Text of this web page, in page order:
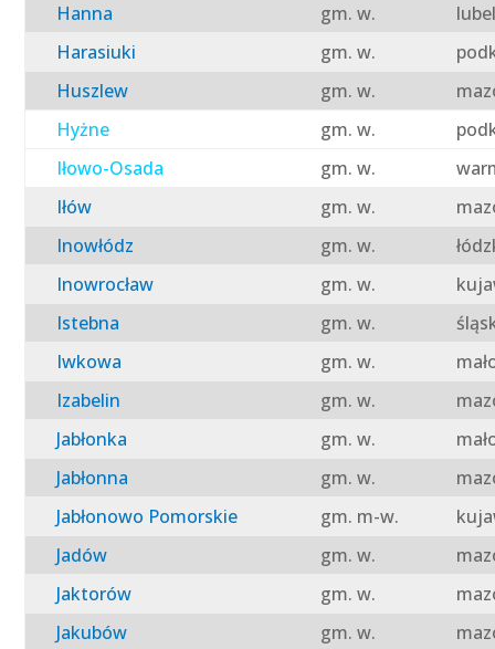
Hanna
gm. w.
Harasiuki
gm. w.
Huszlew
gm. w.
Hyżne
gm. w.
Iłowo-Osada
gm. w.
Iłów
gm. w.
Inowłódz
gm. w.
Inowrocław
gm. w.
Istebna
gm. w.
Iwkowa
gm. w.
Izabelin
gm. w.
Jabłonka
gm. w.
Jabłonna
gm. w.
Jabłonowo Pomorskie
gm. m-w.
Jadów
gm. w.
Jaktorów
gm. w.
Jakubów
gm. w.